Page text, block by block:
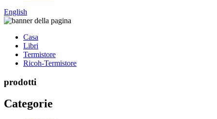
English
Casa
Libri
Termistore
Ricoh-Termistore
prodotti
Categorie